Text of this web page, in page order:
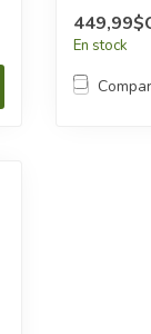
appliqués.
En stock